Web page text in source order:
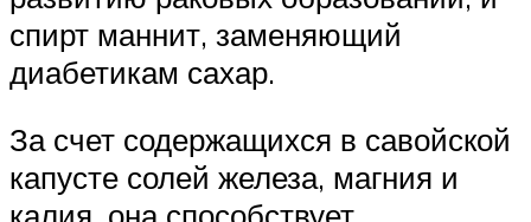
спирт маннит, заменяющий
диабетикам сахар.
За счет содержащихся в савойской
капусте солей железа, магния и